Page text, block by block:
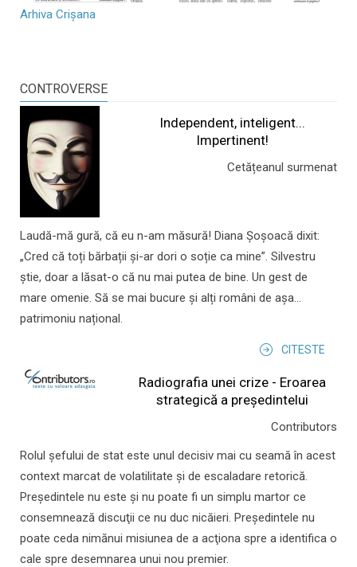
Arhiva Crișana
CONTROVERSE
Independent, inteligent...
Impertinent!
Cetățeanul surmenat
Laudă-mă gură, că eu n-am măsură! Diana Șoșoacă dixit:
„Cred că toți bărbații și-ar dori o soție ca mine”. Silvestru
știe, doar a lăsat-o că nu mai putea de bine. Un gest de
mare omenie. Să se mai bucure și alți români de așa...
patrimoniu național.
CITESTE
Radiografia unei crize - Eroarea
strategică a președintelui
Contributors
Rolul şefului de stat este unul decisiv mai cu seamă în acest
context marcat de volatilitate şi de escaladare retorică.
Preşedintele nu este şi nu poate fi un simplu martor ce
consemnează discuţii ce nu duc nicăieri. Preşedintele nu
poate ceda nimănui misiunea de a acţiona spre a identifica o
cale spre desemnarea unui nou premier.